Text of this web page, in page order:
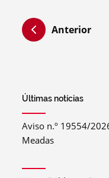
Anterior
Últimas notícias
Aviso n.º 19554/
Meadas